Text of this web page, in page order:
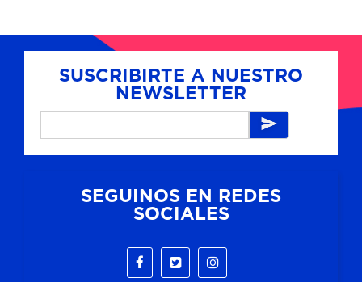
SUSCRIBIRTE A NUESTRO
NEWSLETTER
SEGUINOS EN REDES
SOCIALES